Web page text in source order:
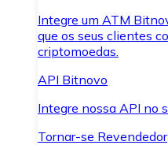
Integre um ATM
que os seus clientes
criptomoedas.
API Bitnovo
Integre nossa API no
Tornar-se Revendedor